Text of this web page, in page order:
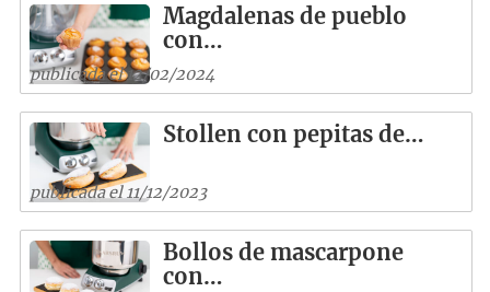
Magdalenas de pueblo
con…
publicada el 12/02/2024
Stollen con pepitas de…
publicada el 11/12/2023
Bollos de mascarpone
con…